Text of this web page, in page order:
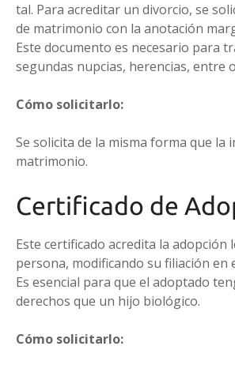
tal. Para acreditar un divorcio, se
de matrimonio con la anotación
Este documento es necesario para
segundas nupcias, herencias, entre
Cómo solicitarlo:
Se solicita de la misma forma que la
matrimonio.
Certificado de
Este certificado acredita la adopción
persona, modificando su filiación en
Es esencial para que el adoptado
derechos que un hijo biológico.
Cómo solicitarlo: